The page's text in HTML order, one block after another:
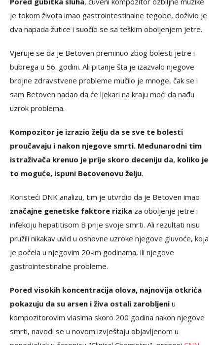
je tokom života imao gastrointestinalne tegobe, doživio je
dva napada žutice i suočio se sa teškim oboljenjem jetre.
Vjeruje se da je Betoven preminuo zbog bolesti jetre i
bubrega u 56. godini. Ali pitanje šta je izazvalo njegove
brojne zdravstvene probleme mučilo je mnoge, čak se i
sam Betoven nadao da će ljekari na kraju moći da nađu
uzrok problema.
Kompozitor je izrazio želju da se sve te bolesti
proučavaju i nakon njegove smrti. Međunarodni tim
istraživača krenuo je prije skoro deceniju da, koliko je
to moguće, ispuni Betovenovu želju.
Koristeći DNK analizu, tim je utvrdio da je Betoven imao
značajne genetske faktore rizika za oboljenje jetre i
infekciju hepatitisom B prije svoje smrti. Ali rezultati nisu
pružili nikakav uvid u osnovne uzroke njegove gluvoće, koja
je počela u njegovim 20-im godinama, ili njegove
gastrointestinalne probleme.
Pored visokih koncentracija olova, najnovija otkrića
pokazuju da su arsen i živa ostali zarobljeni u
kompozitorovim vlasima skoro 200 godina nakon njegove
smrti, navodi se u novom izvještaju objavljenom u